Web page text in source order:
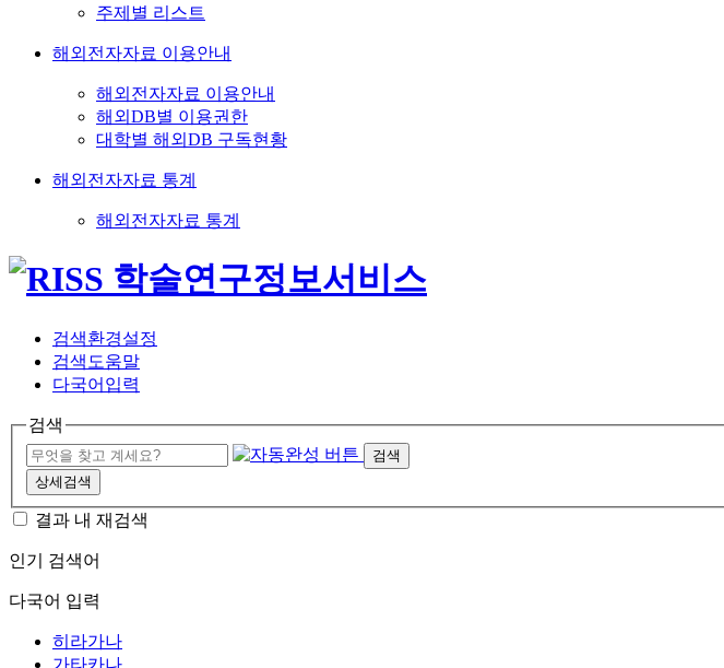
주제별 리스트
해외전자자료 이용안내
해외전자자료 이용안내
해외DB별 이용권한
대학별 해외DB 구독현황
해외전자자료 통계
해외전자자료 통계
검색환경설정
검색도움말
다국어입력
검색
검색
상세검색
결과 내 재검색
인기 검색어
다국어 입력
히라가나